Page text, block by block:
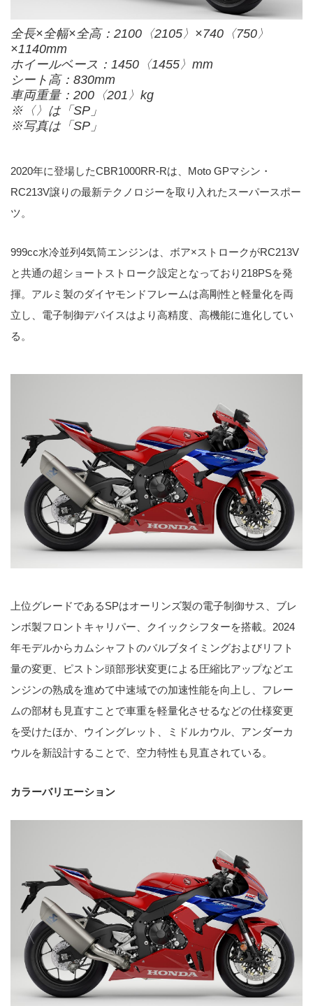
全長×全幅×全高：2100〈2105〉×740〈750〉
×1140mm
ホイールベース：1450〈1455〉mm
シート高：830mm
車両重量：200〈201〉kg
※〈〉は「SP」
※写真は「SP」
2020年に登場したCBR1000RR-Rは、Moto GPマシン・
RC213V譲りの最新テクノロジーを取り入れたスーパースポー
ツ。
999cc水冷並列4気筒エンジンは、ボア×ストロークがRC213V
と共通の超ショートストローク設定となっており218PSを発
揮。アルミ製のダイヤモンドフレームは高剛性と軽量化を両
立し、電子制御デバイスはより高精度、高機能に進化してい
る。
上位グレードであるSPはオーリンズ製の電子制御サス、ブレ
ンボ製フロントキャリパー、クイックシフターを搭載。2024
年モデルからカムシャフトのバルブタイミングおよびリフト
量の変更、ピストン頭部形状変更による圧縮比アップなどエ
ンジンの熟成を進めて中速域での加速性能を向上し、フレー
ムの部材も見直すことで車重を軽量化させるなどの仕様変更
を受けたほか、ウイングレット、ミドルカウル、アンダーカ
ウルを新設計することで、空力特性も見直されている。
カラーバリエーション